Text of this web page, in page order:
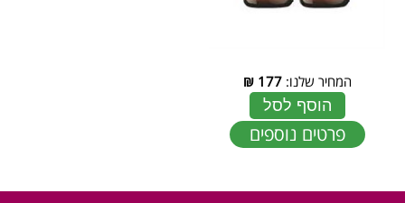
המחיר שלנו:177
₪
הוסף לסל
פרטים נוספים